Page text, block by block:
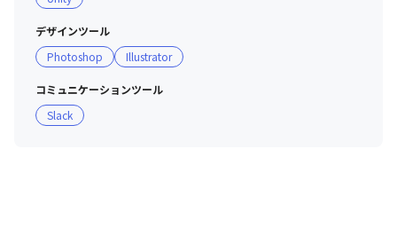
デザインツール
Photoshop
Illustrator
コミュニケーションツール
Slack